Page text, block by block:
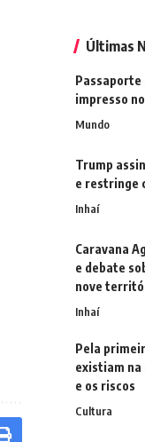
Últimas
Passaporte
impresso
Mundo
Trump
e restringe
Inhaí
Caravana
e debate
nove
Inhaí
Pela
existiam na
e os riscos
Cultura